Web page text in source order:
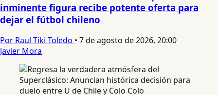
inminente figura recibe potente oferta para
dejar el fútbol chileno
Por Raul Tiki Toledo • 7 de agosto de 2026, 20:00
Javier Mora